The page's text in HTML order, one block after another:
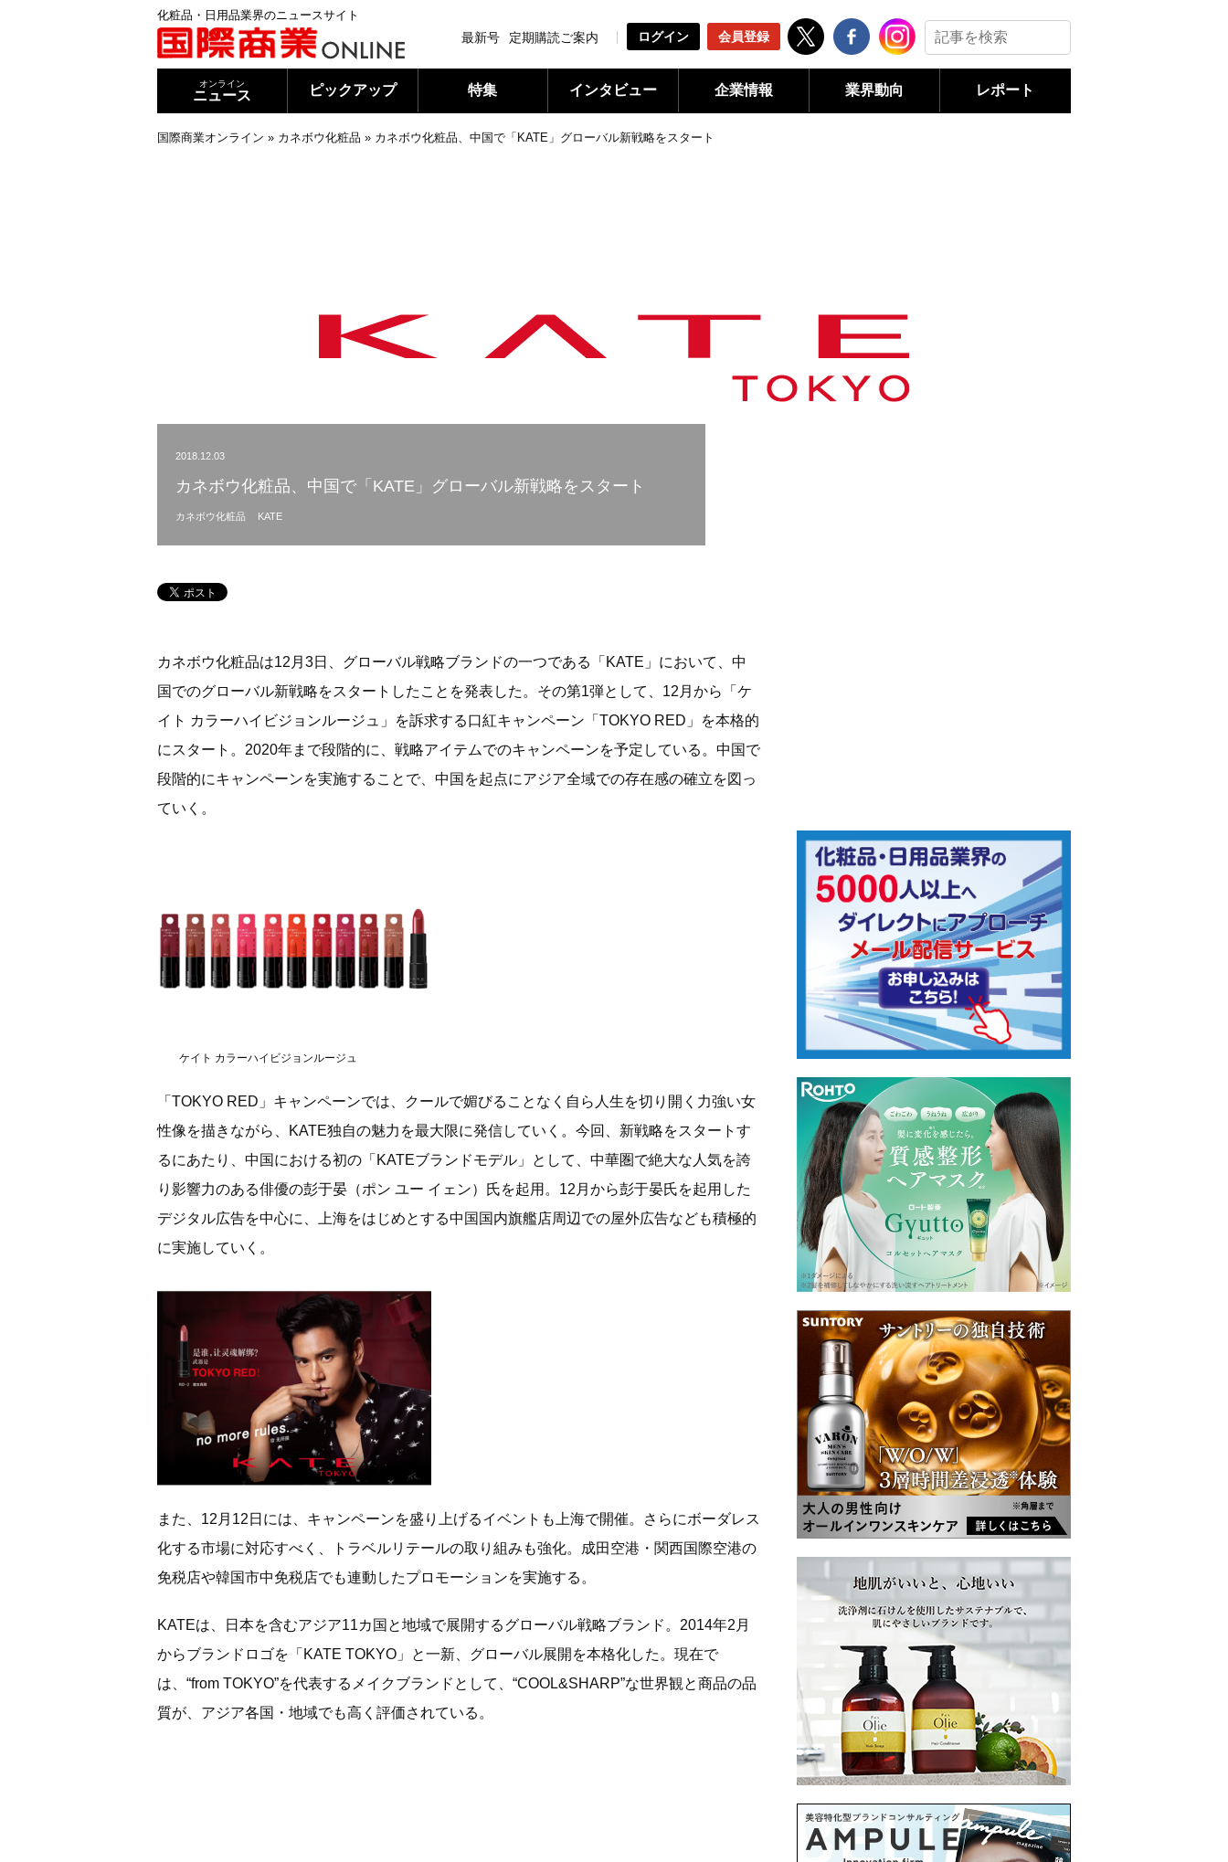
化粧品・日用品業界のニュースサイト
最新号 定期購読ご案内 ログイン 会員登録
オンライン
ニュース ピックアップ 特集 インタビュー 企業情報 業界動向 レポート
国際商業オンライン » カネボウ化粧品 » カネボウ化粧品、中国で「KATE」グローバル新戦略をスタート
2018.12.03
カネボウ化粧品、中国で「KATE」グローバル新戦略をスタート
カネボウ化粧品 KATE
カネボウ化粧品は12月3日、グローバル戦略ブランドの一つである「KATE」において、中
国でのグローバル新戦略をスタートしたことを発表した。その第1弾として、12月から「ケ
イト カラーハイビジョンルージュ」を訴求する口紅キャンペーン「TOKYO RED」を本格的
にスタート。2020年まで段階的に、戦略アイテムでのキャンペーンを予定している。中国で
段階的にキャンペーンを実施することで、中国を起点にアジア全域での存在感の確立を図っ
ていく。
ケイト カラーハイビジョンルージュ
「TOKYO RED」キャンペーンでは、クールで媚びることなく自ら人生を切り開く力強い女
性像を描きながら、KATE独自の魅力を最大限に発信していく。今回、新戦略をスタートす
るにあたり、中国における初の「KATEブランドモデル」として、中華圏で絶大な人気を誇
り影響力のある俳優の彭于晏（ポン ユー イェン）氏を起用。12月から彭于晏氏を起用した
デジタル広告を中心に、上海をはじめとする中国国内旗艦店周辺での屋外広告なども積極的
に実施していく。
また、12月12日には、キャンペーンを盛り上げるイベントも上海で開催。さらにボーダレス
化する市場に対応すべく、トラベルリテールの取り組みも強化。成田空港・関西国際空港の
免税店や韓国市中免税店でも連動したプロモーションを実施する。
KATEは、日本を含むアジア11カ国と地域で展開するグローバル戦略ブランド。2014年2月
からブランドロゴを「KATE TOKYO」と一新、グローバル展開を本格化した。現在で
は、“from TOKYO”を代表するメイクブランドとして、“COOL&SHARP”な世界観と商品の品
質が、アジア各国・地域でも高く評価されている。